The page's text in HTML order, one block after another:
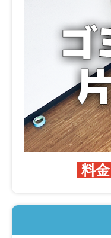
料金